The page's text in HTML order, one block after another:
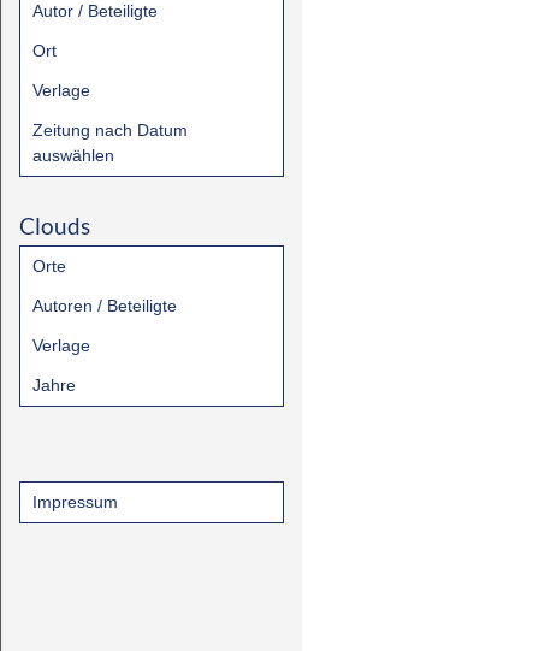
Autor / Beteiligte
Ort
Verlage
Zeitung nach Datum
auswählen
Clouds
Orte
Autoren / Beteiligte
Verlage
Jahre
Impressum